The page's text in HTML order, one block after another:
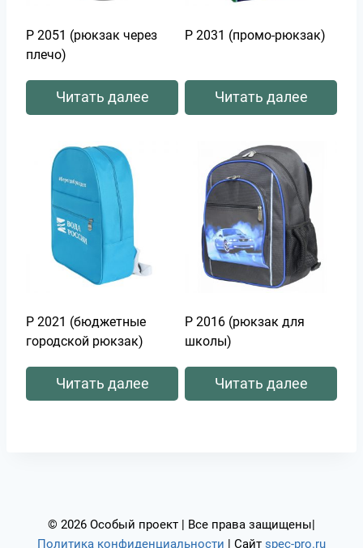
Р 2051 (рюкзак через
плечо)
Читать далее
Р 2031 (промо-рюкзак)
Читать далее
Р 2021 (бюджетные
городской рюкзак)
Читать далее
Р 2016 (рюкзак для
школы)
Читать далее
© 2026 Особый проект | Все права защищены|
Политика конфиденциальности | Сайт spec-pro.ru